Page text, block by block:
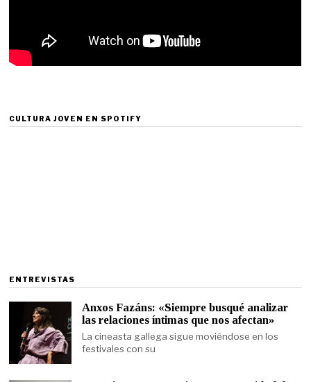
CULTURA JOVEN EN SPOTIFY
ENTREVISTAS
Anxos Fazáns: «Siempre busqué analizar
las relaciones íntimas que nos afectan»
La cineasta gallega sigue moviéndose en los
festivales con su